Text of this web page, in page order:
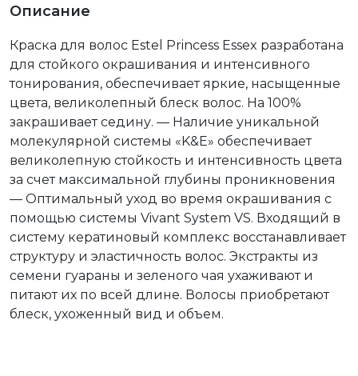
Описание
Краска для волос Estel Princess Essex разработана
для стойкого окрашивания и интенсивного
тонирования, обеспечивает яркие, насыщенные
цвета, великолепный блеск волос. На 100%
закрашивает седину. — Наличие уникальной
молекулярной системы «K&E» обеспечивает
великолепную стойкость и интенсивность цвета
за счет максимальной глубины проникновения
— Оптимальный уход во время окрашивания с
помощью системы Vivant System VS. Входящий в
систему кератиновый комплекс восстанавливает
структуру и эластичность волос. Экстракты из
семени гуараны и зеленого чая ухаживают и
питают их по всей длине. Волосы приобретают
блеск, ухоженный вид и объем.